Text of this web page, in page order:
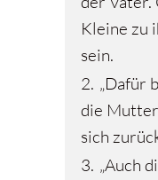
Kleine zu
sein.
2. „Dafür
die
sich
3. „Auch